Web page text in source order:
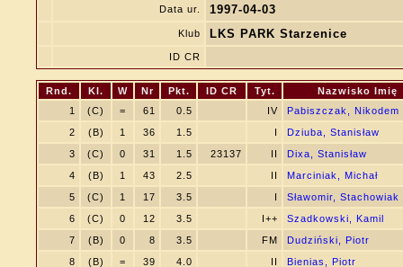
Data ur. 1997-04-03
Klub LKS PARK Starzenice
ID CR
Rnd. Kl. W Nr Pkt. ID CR Tyt.
Nazwisko Imię
1
(C) = 61 0.5 IV
Pabiszczak, Nikodem
2
(B) 1 36 1.5 I
Dziuba, Stanisław
3
(C) 0 31 1.5 23137 II
Dixa, Stanisław
4
(B) 1 43 2.5 II
Marciniak, Michał
5
(C) 1 17 3.5 I
Sławomir, Stachowiak
6
(C) 0 12 3.5 I++
Szadkowski, Kamil
7
(B) 0 8 3.5 FM
Dudziński, Piotr
8
(B) = 39 4.0 II Bienias, Piotr